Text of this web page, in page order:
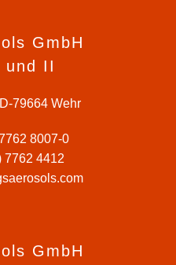
GmbH
und II
79664 Wehr
8007-0
7762 4412
GmbH